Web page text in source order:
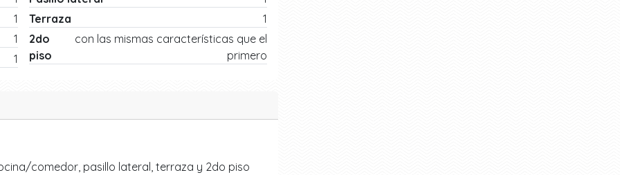
1
1
1
Terraza
1
2do
piso
con las mismas características que el
primero
comedor, pasillo lateral, terraza y 2do piso